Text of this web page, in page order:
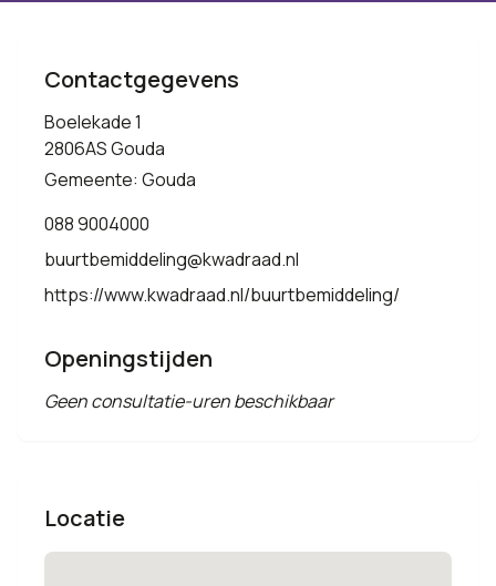
Contactgegevens
Boelekade 1
2806AS Gouda
Gemeente: Gouda
088 9004000
buurtbemiddeling@kwadraad.nl
https://www.kwadraad.nl/buurtbemiddeling/
Openingstijden
Geen consultatie-uren beschikbaar
Locatie